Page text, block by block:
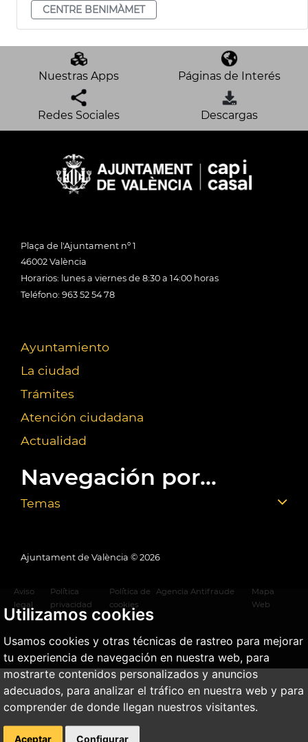
Utilizamos cookies
Usamos cookies y otras técnicas de rastreo para mejorar
tu experiencia de navegación en nuestra web, para
mostrarte contenidos personalizados y anuncios
adecuados, para analizar el tráfico en nuestra web y para
comprender de donde llegan nuestros visitantes.
Aceptar Configurar
CENTRE BENIMÀMET
Nuestras Apps Páginas de Interés
Redes Sociales Descargas
Plaça de l'Ajuntament nº 1
46002 València
Horarios: lunes a viernes de 8:30 a 14:00 horas
Teléfono: 963 52 54 78
Ayuntamiento
La ciudad
Trámites
Atención ciudadana
Actualidad
Navegación por...
Temas
Ajuntament de València © 2026
Aviso
legal
Política
privacidad
Política de
cookies
Agencia Antifraude
Mapa
Web